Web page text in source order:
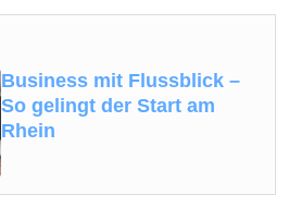
Business mit Flussblick –
So gelingt der Start am
Rhein